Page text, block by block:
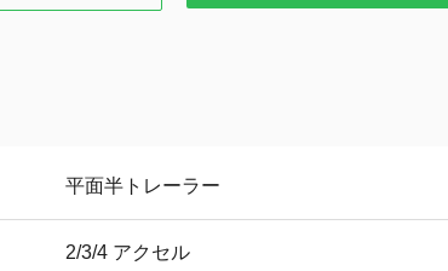
平面半トレーラー
2/3/4 アクセル